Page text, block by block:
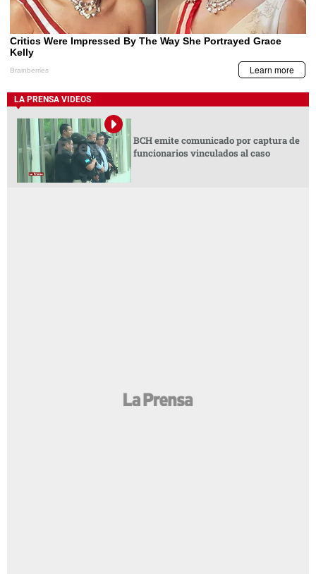
LA PRENSA VIDEOS
BCH emite comunicado por captura de
funcionarios vinculados al caso